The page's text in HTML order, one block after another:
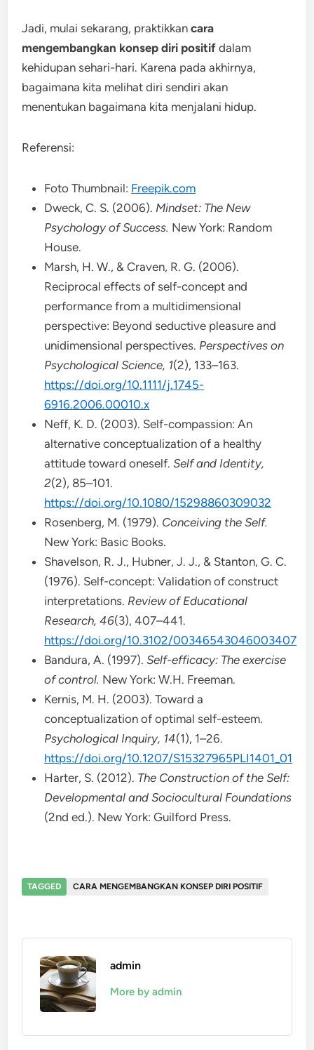
Jadi, mulai sekarang, praktikkancara
mengembangkan konsep diri positif dalam
kehidupan sehari-hari. Karena pada akhirnya,
bagaimana kita melihat diri sendiri akan
menentukan bagaimana kita menjalani hidup.
Referensi:
Foto Thumbnail: Freepik.com
Dweck, C. S. (2006). Mindset: The New
Psychology of Success. New York: Random
House.
Marsh, H. W., & Craven, R. G. (2006).
Reciprocal effects of self-concept and
performance from a multidimensional
perspective: Beyond seductive pleasure and
unidimensional perspectives. Perspectives on
Psychological Science, 1(2), 133–163.
https://doi.org/10.1111/j.1745-
6916.2006.00010.x
Neff, K. D. (2003). Self-compassion: An
alternative conceptualization of a healthy
attitude toward oneself.Self and Identity,
2(2), 85–101.
https://doi.org/10.1080/15298860309032
Rosenberg, M. (1979). Conceiving the Self.
New York: Basic Books.
Shavelson, R. J., Hubner, J. J., & Stanton, G. C.
(1976). Self-concept: Validation of construct
interpretations. Review of Educational
Research, 46(3), 407–441.
https://doi.org/10.3102/00346543046003407
Bandura, A. (1997).Self-efficacy: The exercise
of control. New York: W.H. Freeman.
Kernis, M. H. (2003). Toward a
conceptualization of optimal self-esteem.
Psychological Inquiry, 14(1), 1–26.
https://doi.org/10.1207/S15327965PLI1401_01
Harter, S. (2012). The Construction of the Self:
Developmental and Sociocultural Foundations
(2nd ed.). New York: Guilford Press.
TAGGED CARA MENGEMBANGKAN KONSEP DIRI POSITIF
admin
More by admin